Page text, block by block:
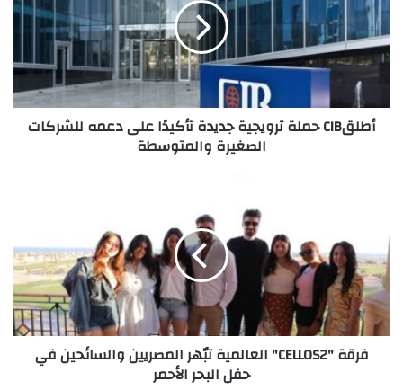
جديدة
تأكيدًا
على
دعمه
للشركات
الصغيرة
والمتوسطة
أطلقCIB حملة ترويجية جديدة تأكيدًا على دعمه للشركات
الصغيرة والمتوسطة
تبٌهر
المصريين
والسائحين
في
حفل
البحر
الأحمر
فرقة "CELLOS2" العالمية تبٌهر المصريين والسائحين في
حفل البحر الأحمر